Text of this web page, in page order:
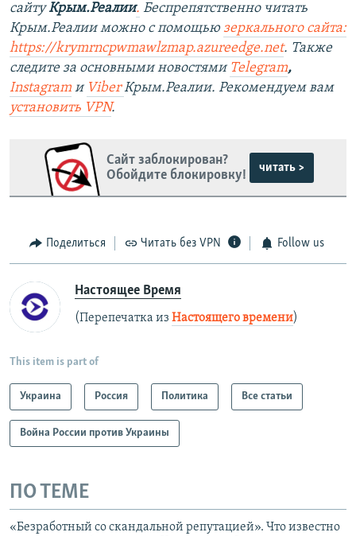
сайтуКрым.Реалии. Беспрепятственно читать
Крым.Реалии можно с помощью зеркального сайта:
https://krymrncpwmawlzmap.azureedge.net. Также
следите за основными новостями Telegram,
Instagram и ViberКрым.Реалии. Рекомендуем вам
установить VPN.
Сайт заблокирован?
Обойдите блокировку!
читать >
Поделиться Читать без VPN Follow us
Настоящее Время
(Перепечатка из Настоящего времени)
This item is part of
Украина Россия Политика Все статьи
Война России против Украины
ПО ТЕМЕ
«Безработный со скандальной репутацией». Что известно